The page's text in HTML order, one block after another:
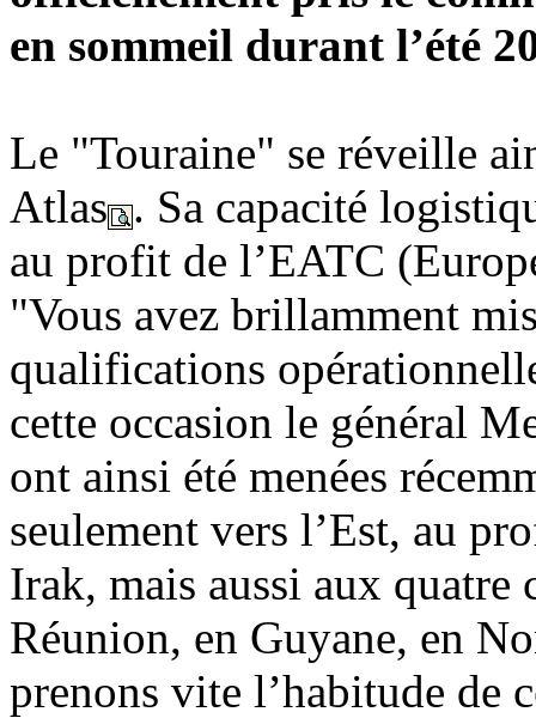
en sommeil durant l’été
Le "Touraine" se réveille
Atlas . Sa capacité
au profit de l’EATC
"Vous avez brillamment
qualifications
cette occasion le général
ont ainsi été menées
seulement vers l’Est, au
Irak, mais aussi aux
Réunion, en Guyane, en
prenons vite l’habitude